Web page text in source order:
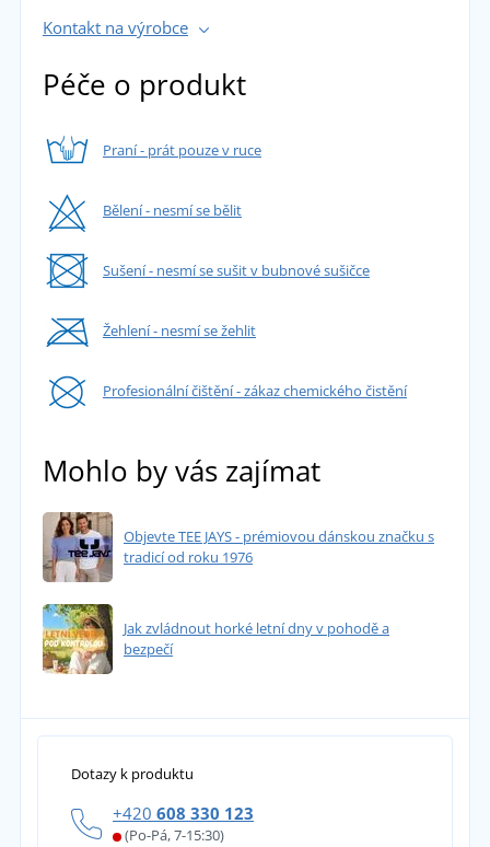
Kontakt na výrobce
Péče o produkt
Praní - prát pouze v ruce
Bělení - nesmí se bělit
Sušení - nesmí se sušit v bubnové sušičce
Žehlení - nesmí se žehlit
Profesionální čištění - zákaz chemického čistění
Mohlo by vás zajímat
Objevte TEE JAYS - prémiovou dánskou značku s
tradicí od roku 1976
Jak zvládnout horké letní dny v pohodě a
bezpečí
Dotazy k produktu
+420 608 330 123
(Po-Pá, 7-15:30)